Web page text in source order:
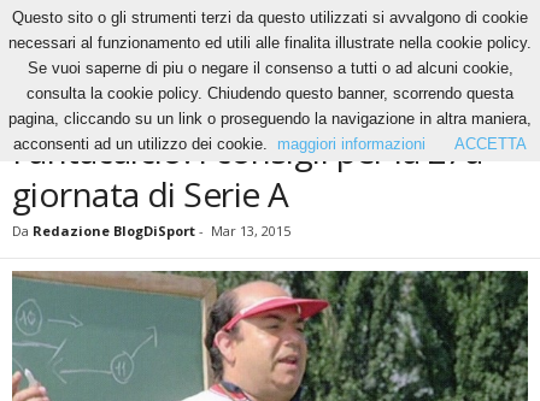
News Fantacalcio: i consigli per la 27a giornata di Serie A
NEWS
Fantacalcio: i consigli per la 27a
giornata di Serie A
Da Redazione BlogDiSport - Mar 13, 2015
Questo sito o gli strumenti terzi da questo utilizzati si avvalgono di cookie
necessari al funzionamento ed utili alle finalita illustrate nella cookie policy.
Se vuoi saperne di piu o negare il consenso a tutti o ad alcuni cookie,
consulta la cookie policy. Chiudendo questo banner, scorrendo questa
pagina, cliccando su un link o proseguendo la navigazione in altra maniera,
acconsenti ad un utilizzo dei cookie.
maggiori informazioni ACCETTA